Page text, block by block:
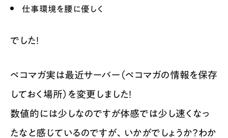
仕事環境を腰に優しく
でした！
ペコマガ実は最近サーバー（ペコマガの情報を保存
しておく場所）を変更しました！
数値的には少しなのですが体感では少し速くなっ
たなと感じているのですが、いかがでしょうか？わか